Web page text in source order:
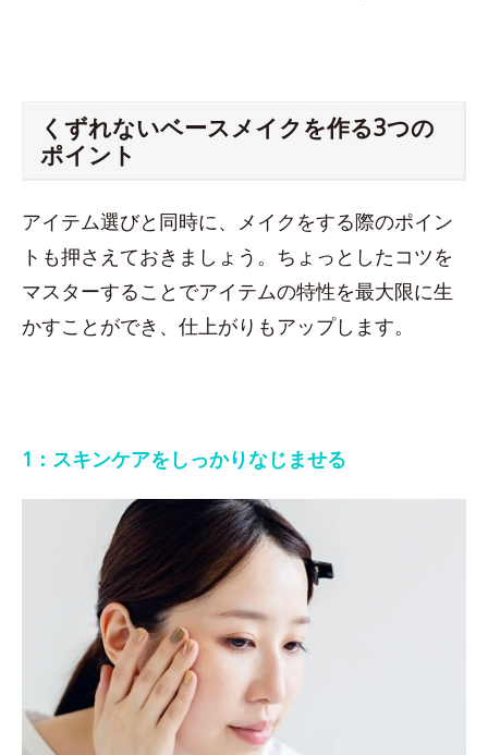
くずれないベースメイクを作る3つの
ポイント
アイテム選びと同時に、メイクをする際のポイン
トも押さえておきましょう。ちょっとしたコツを
マスターすることでアイテムの特性を最大限に生
かすことができ、仕上がりもアップします。
1：スキンケアをしっかりなじませる